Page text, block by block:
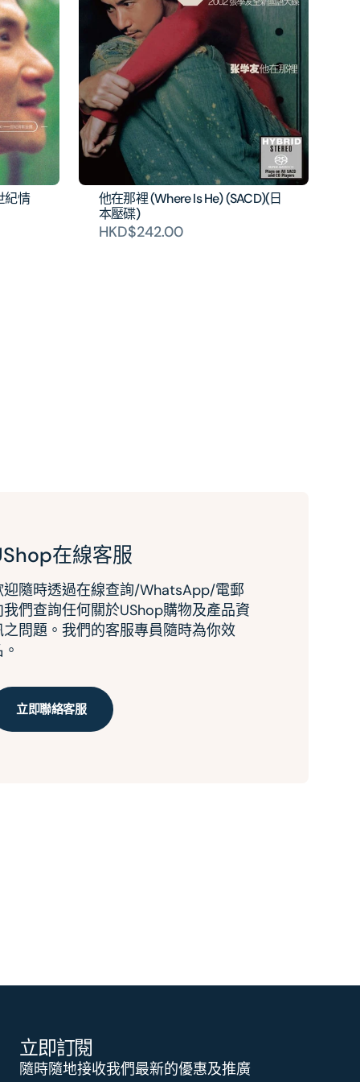
紀情
他在那裡 (Where Is He) (SACD)(日
本壓碟)
HKD$242.00
在線客服
迎隨時透過在線查詢/WhatsApp/電郵
我們查詢任何關於UShop購物及產品資
之問題。我們的客服專員隨時為你效
立即聯絡客服
立即訂閱
隨時隨地接收我們最新的優惠及推廣